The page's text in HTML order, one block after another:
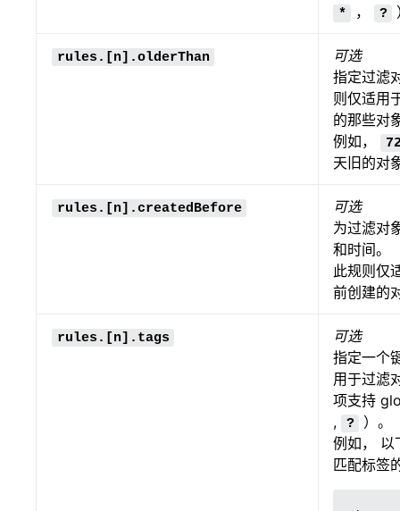
* ， ?
rules.[n].olderThan
可选
指定过滤
则仅适用
的那些对
例如，
天旧的对
rules.[n].createdBefore
可选
为过滤对
和时间。
此规则仅
前创建的
rules.[n].tags
可选
指定一个
用于过滤
项支持
,
?
）。
例如， 以
匹配标签